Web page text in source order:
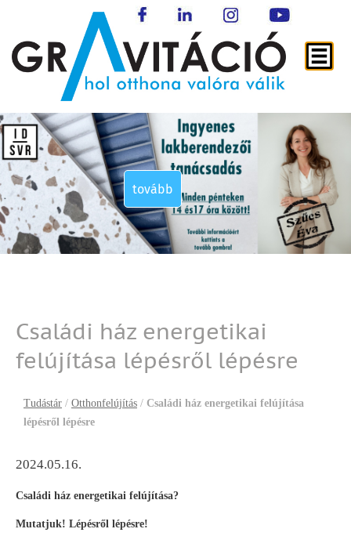
tovább
tovább
tovább
tovább
Családi ház energetikai
felújítása lépésről lépésre
Tudástár / Otthonfelújítás / Családi ház energetikai felújítása
lépésről lépésre
2024.05.16.
Családi ház energetikai felújítása?
Mutatjuk! Lépésről lépésre!